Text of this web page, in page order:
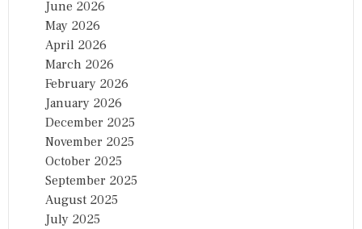
June 2026
May 2026
April 2026
March 2026
February 2026
January 2026
December 2025
November 2025
October 2025
September 2025
August 2025
July 2025